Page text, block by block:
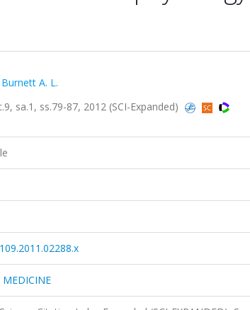
Burnett A. L.
sa.1, ss.79-87, 2012 (SCI-Expanded)
MEDICINE